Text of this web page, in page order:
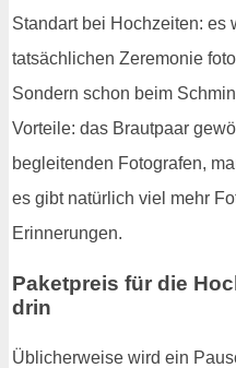
Standart bei Hochzeiten: es
tatsächlichen Zeremonie
Sondern schon beim
Vorteile: das Brautpaar
begleitenden Fotografen,
es gibt natürlich viel mehr
Erinnerungen.
Paketpreis für die
drin
Üblicherweise wird ein